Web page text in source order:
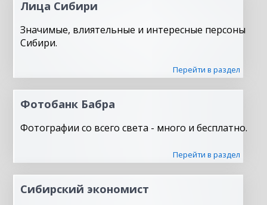
Лица Сибири
Значимые, влиятельные и интересные персоны
Сибири.
Перейти в раздел
Фотобанк Бабра
Фотографии со всего света - много и бесплатно.
Перейти в раздел
Сибирский экономист